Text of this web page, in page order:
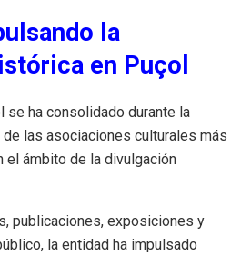
la
en Puçol
se ha consolidado durante la
las asociaciones culturales más
el ámbito de la divulgación
publicaciones, exposiciones y
la entidad ha impulsado